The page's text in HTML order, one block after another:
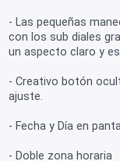
- Las pequeñas
con los sub diales
un aspecto claro y
- Creativo botón
ajuste.
- Fecha y Día en
- Doble zona horaria